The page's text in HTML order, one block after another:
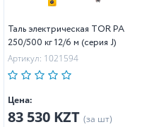
Таль электрическая TOR PA
250/500 кг 12/6 м (серия J)
Артикул: 1021594
Цена:
83 530 KZT (за шт)